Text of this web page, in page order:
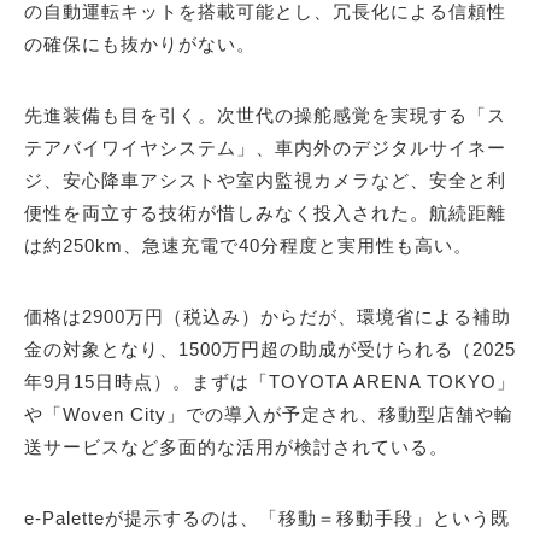
の自動運転キットを搭載可能とし、冗長化による信頼性
の確保にも抜かりがない。
先進装備も目を引く。次世代の操舵感覚を実現する「ス
テアバイワイヤシステム」、車内外のデジタルサイネー
ジ、安心降車アシストや室内監視カメラなど、安全と利
便性を両立する技術が惜しみなく投入された。航続距離
は約250km、急速充電で40分程度と実用性も高い。
価格は2900万円（税込み）からだが、環境省による補助
金の対象となり、1500万円超の助成が受けられる（2025
年9月15日時点）。まずは「TOYOTA ARENA TOKYO」
や「Woven City」での導入が予定され、移動型店舗や輸
送サービスなど多面的な活用が検討されている。
e-Paletteが提示するのは、「移動＝移動手段」という既